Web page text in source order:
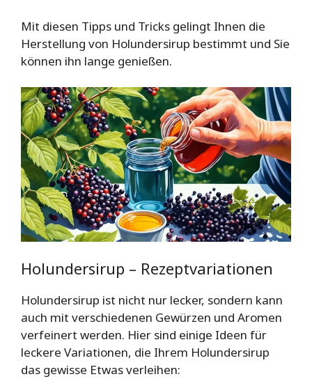
Mit diesen Tipps und Tricks gelingt Ihnen die
Herstellung von Holundersirup bestimmt und Sie
können ihn lange genießen.
Holundersirup – Rezeptvariationen
Holundersirup ist nicht nur lecker, sondern kann
auch mit verschiedenen Gewürzen und Aromen
verfeinert werden. Hier sind einige Ideen für
leckere Variationen, die Ihrem Holundersirup
das gewisse Etwas verleihen: